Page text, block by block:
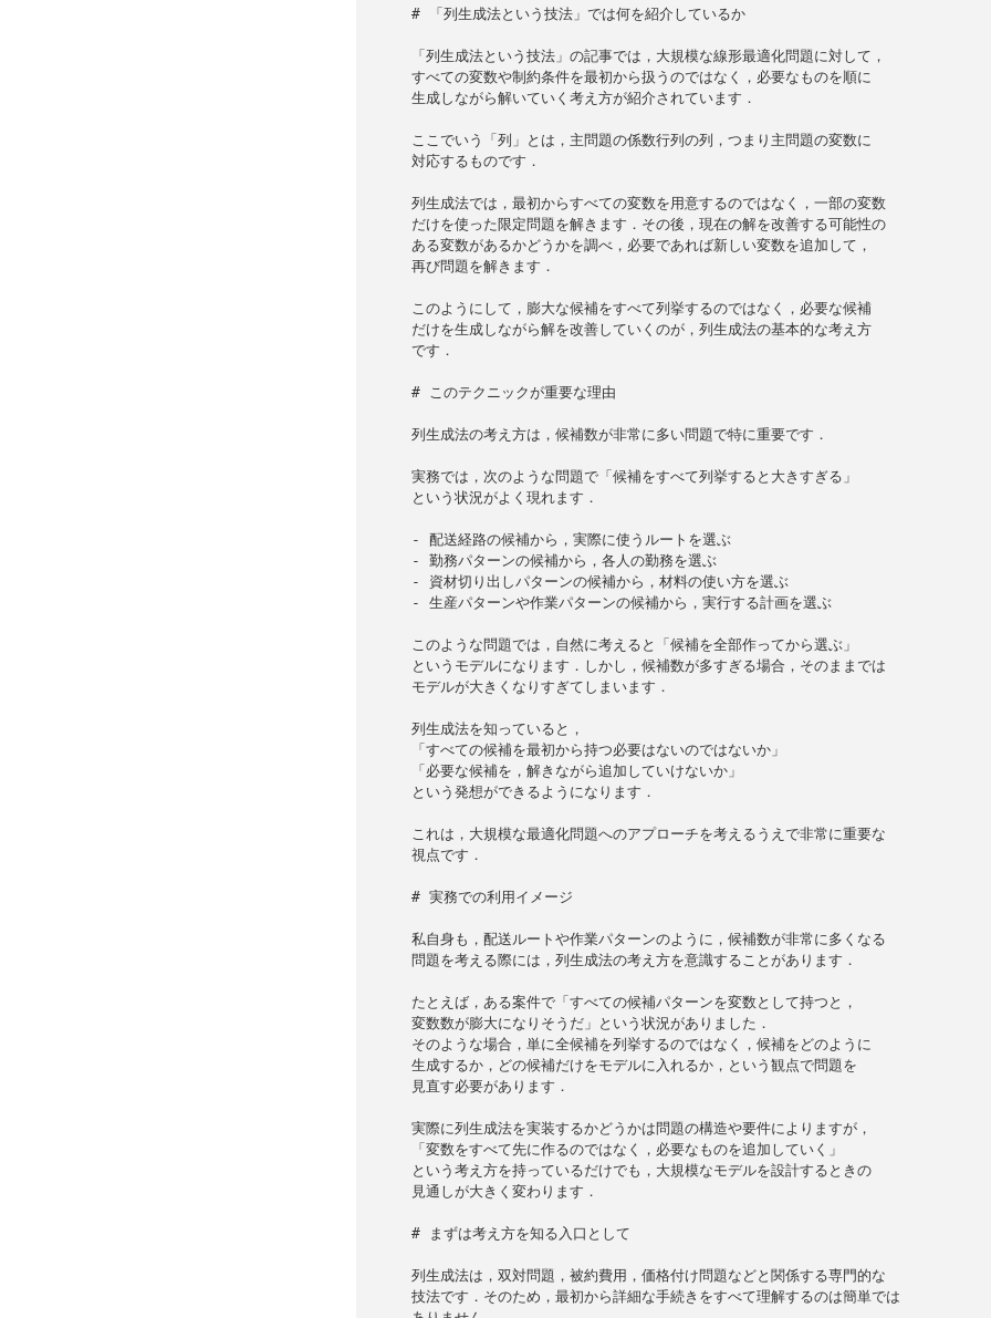
# 「列生成法という技法」では何を紹介しているか
「列生成法という技法」の記事では，大規模な線形最適化問題に対して，
すべての変数や制約条件を最初から扱うのではなく，必要なものを順に
生成しながら解いていく考え方が紹介されています．
ここでいう「列」とは，主問題の係数行列の列，つまり主問題の変数に
対応するものです．
列生成法では，最初からすべての変数を用意するのではなく，一部の変数
だけを使った限定問題を解きます．その後，現在の解を改善する可能性の
ある変数があるかどうかを調べ，必要であれば新しい変数を追加して，
再び問題を解きます．
このようにして，膨大な候補をすべて列挙するのではなく，必要な候補
だけを生成しながら解を改善していくのが，列生成法の基本的な考え方
です．
# このテクニックが重要な理由
列生成法の考え方は，候補数が非常に多い問題で特に重要です．
実務では，次のような問題で「候補をすべて列挙すると大きすぎる」
という状況がよく現れます．
- 配送経路の候補から，実際に使うルートを選ぶ
- 勤務パターンの候補から，各人の勤務を選ぶ
- 資材切り出しパターンの候補から，材料の使い方を選ぶ
- 生産パターンや作業パターンの候補から，実行する計画を選ぶ
このような問題では，自然に考えると「候補を全部作ってから選ぶ」
というモデルになります．しかし，候補数が多すぎる場合，そのままでは
モデルが大きくなりすぎてしまいます．
列生成法を知っていると，
「すべての候補を最初から持つ必要はないのではないか」
「必要な候補を，解きながら追加していけないか」
という発想ができるようになります．
これは，大規模な最適化問題へのアプローチを考えるうえで非常に重要な
視点です．
# 実務での利用イメージ
私自身も，配送ルートや作業パターンのように，候補数が非常に多くなる
問題を考える際には，列生成法の考え方を意識することがあります．
たとえば，ある案件で「すべての候補パターンを変数として持つと，
変数数が膨大になりそうだ」という状況がありました．
そのような場合，単に全候補を列挙するのではなく，候補をどのように
生成するか，どの候補だけをモデルに入れるか，という観点で問題を
見直す必要があります．
実際に列生成法を実装するかどうかは問題の構造や要件によりますが，
「変数をすべて先に作るのではなく，必要なものを追加していく」
という考え方を持っているだけでも，大規模なモデルを設計するときの
見通しが大きく変わります．
# まずは考え方を知る入口として
列生成法は，双対問題，被約費用，価格付け問題などと関係する専門的な
技法です．そのため，最初から詳細な手続きをすべて理解するのは簡単では